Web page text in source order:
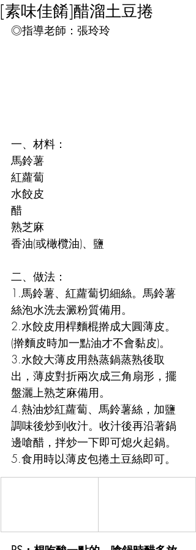
[素味佳餚]醋溜土豆捲
◎指導老師：張玲玲
一、材料：
馬鈴薯
紅蘿蔔
水餃皮
醋
熟芝麻
香油(或橄欖油)、鹽
二、做法：
1.馬鈴薯、紅蘿蔔切細絲。馬鈴薯
絲泡水洗去澱粉質備用。
2.水餃皮用桿麵棍擀成大圓薄皮。
(擀麵皮時加一點油才不會黏皮)。
3.水餃大薄皮用熱蒸鍋蒸熟後取
出，薄皮對折兩次成三角扇形，擺
盤灑上熟芝麻備用。
4.熱油炒紅蘿蔔、馬鈴薯絲，加鹽
調味後炒到收汁。收汁後再沿著鍋
邊嗆醋，拌炒一下即可熄火起鍋。
5.食用時以薄皮包捲土豆絲即可。